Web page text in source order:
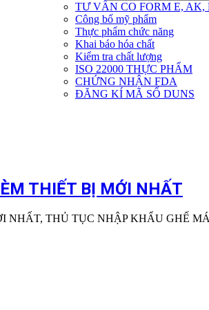
TƯ VẤN CO FORM E,
Công bố mỹ phẩm
Thực phẩm chức năng
Khai báo hóa chất
Kiểm tra chất lượng
ISO 22000 THỰC PHẨM
CHỨNG NHẬN FDA
ĐĂNG KÍ MÃ SỐ DUNS
THIẾT BỊ MỚI NHẤT
NHẤT, THỦ TỤC NHẬP KHẨU GHẾ